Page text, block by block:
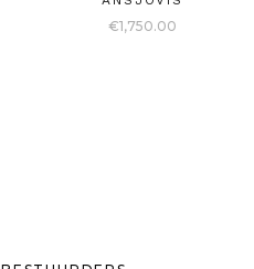
€1,750.00